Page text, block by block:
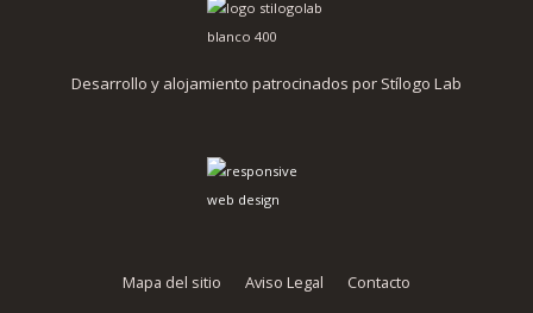
Desarrollo y alojamiento patrocinados por Stílogo Lab
Mapa del sitio Aviso Legal Contacto